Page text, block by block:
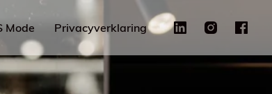
Mode Privacyverklaring